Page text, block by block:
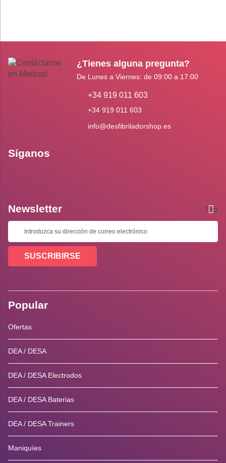
¿Tienes alguna pregunta?
De Lunes a Viernes: de 09:00 a 17:00
+34 919 011 603
+34 919 011 603
info@desfibriladorshop.es
Síganos
Newsletter
SUSCRIBIRSE
Popular
Ofertas
DEA / DESA
DEA / DESA Electrodos
DEA / DESA Baterias
DEA / DESA Trainers
Maniquíes